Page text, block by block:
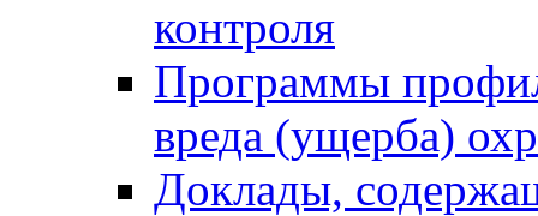
контроля
Программы
вреда (ущерба)
Доклады,